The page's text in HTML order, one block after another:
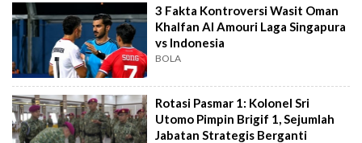
3 Fakta Kontroversi Wasit Oman
Khalfan Al Amouri Laga Singapura
vs Indonesia
BOLA
Rotasi Pasmar 1: Kolonel Sri
Utomo Pimpin Brigif 1, Sejumlah
Jabatan Strategis Berganti